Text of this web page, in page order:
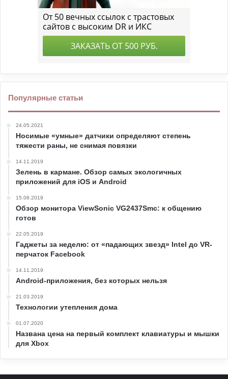
Популярные статьи
24.05.2021
Носимые «умные» датчики определяют степень
тяжести раны, не снимая повязки
14.11.2019
Зелень в кармане. Обзор самых экологичных
приложений для iOS и Android
15.08.2019
Обзор монитора ViewSonic VG2437Smc: к общению
готов
22.05.2019
Гаджеты за неделю: от «падающих звезд» Intel до VR-
перчаток Facebook
14.11.2019
Android-приложения, без которых нельзя
21.03.2019
Технологии утепления дома
01.07.2020
Названа цена на первый комплект клавиатуры и мышки
для Xbox